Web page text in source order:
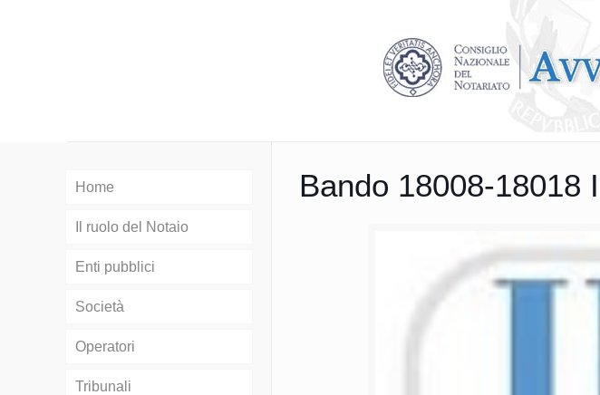
Bando 18008-18018
Home
Il ruolo del Notaio
Enti pubblici
Società
Operatori
Tribunali